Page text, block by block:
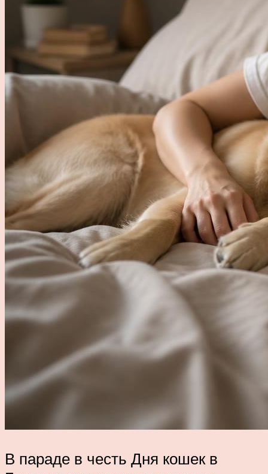
В параде в честь Дня кошек в